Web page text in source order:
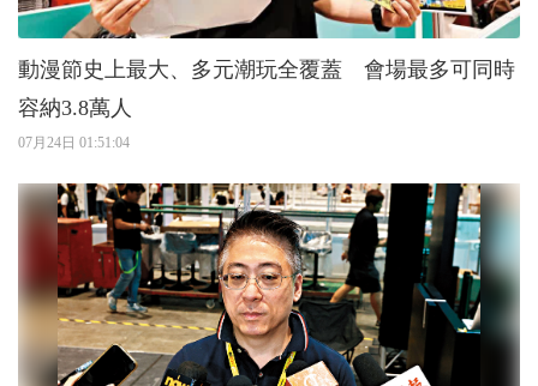
動漫節史上最大、多元潮玩全覆蓋 會場最多可同時
容納3.8萬人
07月24日 01:51:04